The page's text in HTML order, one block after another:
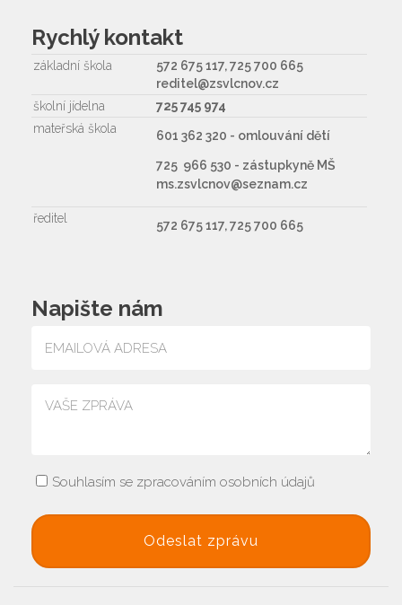
Rychlý kontakt
základní škola
572 675 117, 725 700 665
reditel@zsvlcnov.cz
školní jídelna
725 745 974
mateřská škola
601 362 320 - omlouvání dětí
725 966 530 - zástupkyně MŠ
ms.zsvlcnov@seznam.cz
ředitel 572 675 117, 725 700 665
Napište nám
Souhlasím se zpracováním osobních údajů